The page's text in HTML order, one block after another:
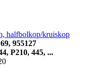
halfbolkop/kruiskop
955127
P210, 445, ...